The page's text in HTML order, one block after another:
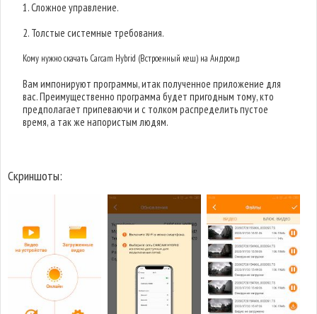
1. Сложное управление.
2. Толстые системные требования.
Кому нужно скачать Carcam Hybrid (Встроенный кеш) на Андроид
Вам импонируют программы, итак полученное приложение для
вас. Преимущественно программа будет пригодным тому, кто
предполагает припеваючи и с толком распределить пустое
время, а так же напористым людям.
Скриншоты: